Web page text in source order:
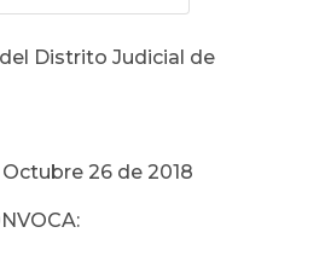
Distrito Judicial de
26 de 2018